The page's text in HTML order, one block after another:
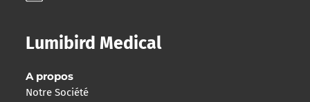
Lumibird Medical
A propos
Notre Société